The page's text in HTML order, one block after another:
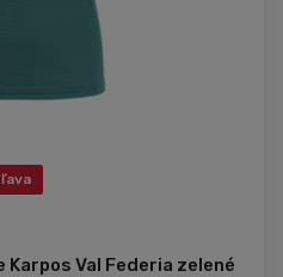
Val Federia zelené